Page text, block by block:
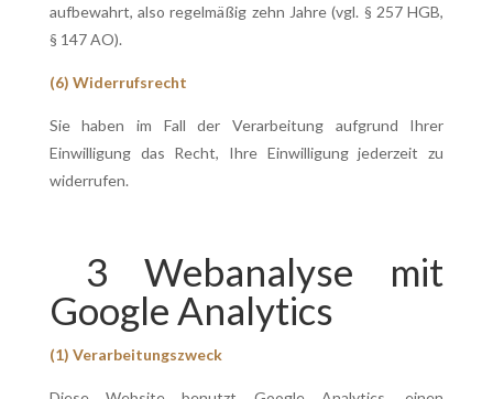
aufbewahrt, also regelmäßig zehn Jahre (vgl. § 257 HGB,
§ 147 AO).
(6) Widerrufsrecht
Sie haben im Fall der Verarbeitung aufgrund Ihrer
Einwilligung das Recht, Ihre Einwilligung jederzeit zu
widerrufen.
3 Webanalyse mit
Google Analytics
(1) Verarbeitungszweck